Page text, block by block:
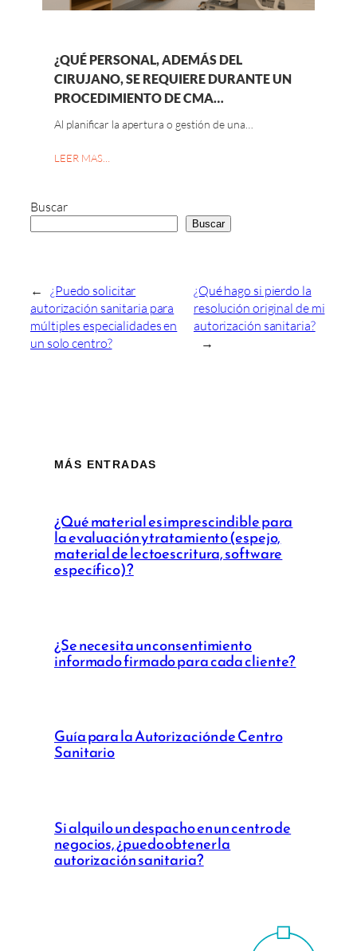
¿QUÉ PERSONAL, ADEMÁS DEL
CIRUJANO, SE REQUIERE DURANTE UN
PROCEDIMIENTO DE CMA…
Al planificar la apertura o gestión de una…
LEER MAS…
Buscar
Buscar
←
¿Puedo solicitar
autorización sanitaria para
múltiples especialidades en
un solo centro?
¿Qué hago si pierdo la
resolución original de mi
autorización sanitaria?
→
MÁS ENTRADAS
¿Qué material es imprescindible para
la evaluación y tratamiento (espejo,
material de lectoescritura, software
específico)?
¿Se necesita un consentimiento
informado firmado para cada cliente?
Guía para la Autorización de Centro
Sanitario
Si alquilo un despacho en un centro de
negocios, ¿puedo obtener la
autorización sanitaria?